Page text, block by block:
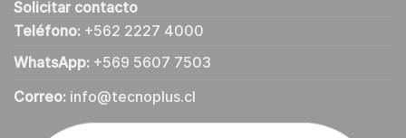
Solicitar contacto
Teléfono: +562 2227 4000
WhatsApp: +569 5607 7503
Correo: info@tecnoplus.cl